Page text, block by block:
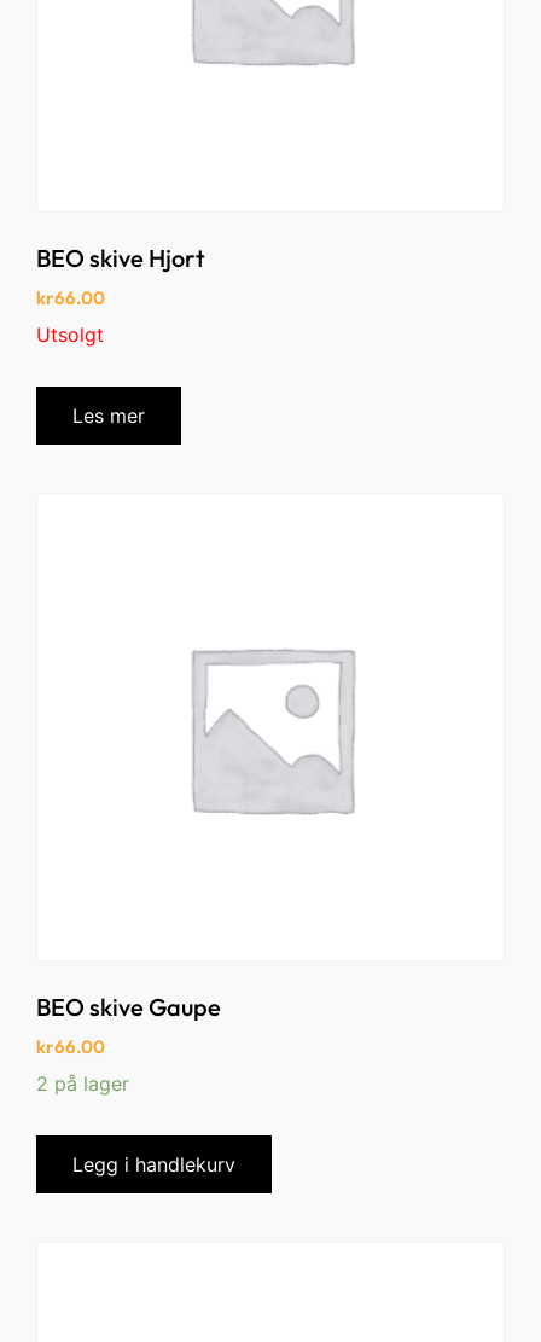
BEO skive Hjort
kr66.00
Utsolgt
Les mer
BEO skive Gaupe
kr66.00
2 på lager
Legg i handlekurv